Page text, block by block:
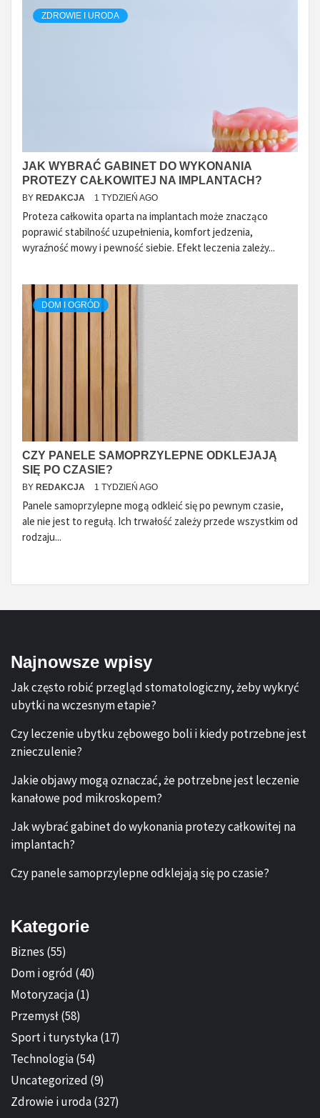
ZDROWIE I URODA
JAK WYBRAĆ GABINET DO WYKONANIA
PROTEZY CAŁKOWITEJ NA IMPLANTACH?
BY REDAKCJA 1 TYDZIEŃ AGO
Proteza całkowita oparta na implantach może znacząco
poprawić stabilność uzupełnienia, komfort jedzenia,
wyraźność mowy i pewność siebie. Efekt leczenia zależy...
DOM I OGRÓD
CZY PANELE SAMOPRZYLEPNE ODKLEJAJĄ
SIĘ PO CZASIE?
BY REDAKCJA 1 TYDZIEŃ AGO
Panele samoprzylepne mogą odkleić się po pewnym czasie,
ale nie jest to regułą. Ich trwałość zależy przede wszystkim od
rodzaju...
Najnowsze wpisy
Jak często robić przegląd stomatologiczny, żeby wykryć
ubytki na wczesnym etapie?
Czy leczenie ubytku zębowego boli i kiedy potrzebne jest
znieczulenie?
Jakie objawy mogą oznaczać, że potrzebne jest leczenie
kanałowe pod mikroskopem?
Jak wybrać gabinet do wykonania protezy całkowitej na
implantach?
Czy panele samoprzylepne odklejają się po czasie?
Kategorie
Biznes (55)
Dom i ogród (40)
Motoryzacja(1)
Przemysł(58)
Sport i turystyka(17)
Technologia(54)
Uncategorized (9)
Zdrowie i uroda(327)